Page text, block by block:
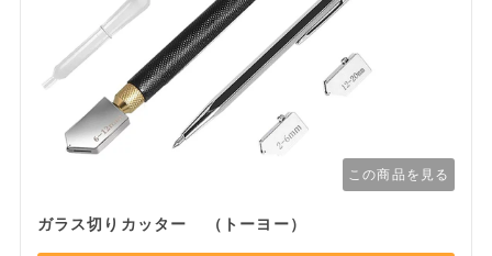
この商品を見る
ガラス切りカッター （トーヨー）